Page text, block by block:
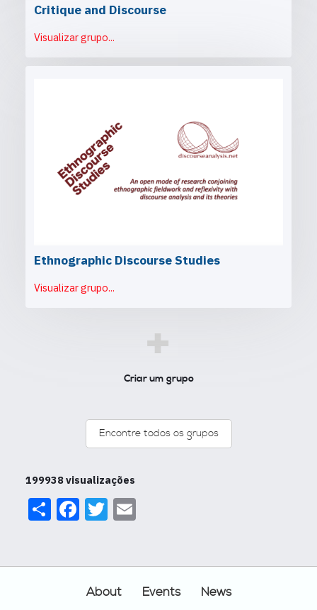
Critique and Discourse
Visualizar grupo...
Ethnographic Discourse Studies
Visualizar grupo...
+
Criar um grupo
Encontre todos os grupos
199938 visualizações
ShareFacebook
Twitter
About Events News